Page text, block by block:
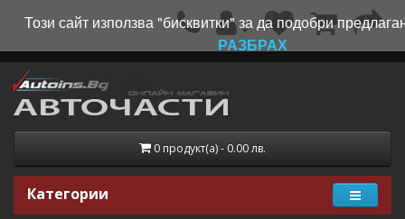
0 продукт(а) - 0.00 лв.
Категории
Този сайт използва "бисквитки" за да подобри
РАЗБРАХ